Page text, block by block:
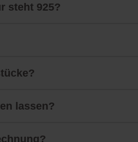
steht 925?
lassen?